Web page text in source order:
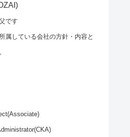
です
属している会社の方針・内容と